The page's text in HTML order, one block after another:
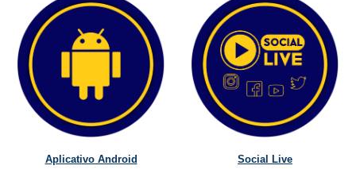
Aplicativo Android Social Live